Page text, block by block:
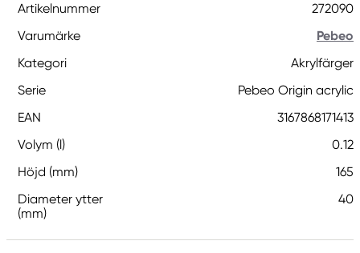
Artikelnummer
272090
Varumärke
Pebeo
Kategori
Akrylfärger
Serie
Pebeo Origin acrylic
EAN
3167868171413
Volym (l)
0.12
Höjd (mm)
165
Diameter ytter
(mm)
40